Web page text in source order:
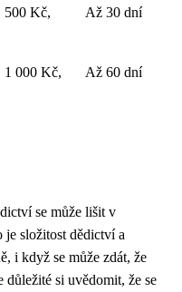
500 Kč,
Až 30 dní
1 000 Kč,
Až 60 dní
se může lišit v
je složitost dědictví a
i když se může zdát, že
důležité si uvědomit, že se